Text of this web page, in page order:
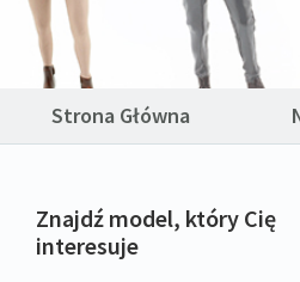
Strona Główna
Znajdź model, który Cię
interesuje